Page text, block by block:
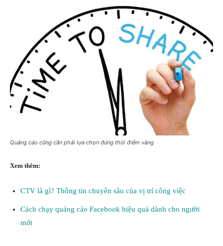
Quảng cáo cũng cần phải lựa chọn đúng thời điểm vàng
Xem thêm:
CTV là gì? Thông tin chuyên sâu của vị trí công việc
Cách chạy quảng cáo Facebook hiệu quả dành cho người
mới